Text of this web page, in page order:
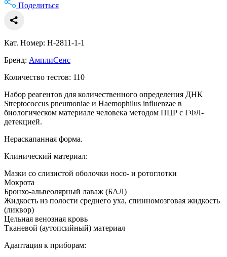
Поделиться
Кат. Номер: H-2811-1-1
Бренд: АмплиСенс
Количество тестов: 110
Набор реагентов для количественного определения ДНК
Streptococcus pneumoniae и Haemophilus influenzae в
биологическом материале человека методом ПЦР с ГФЛ-
детекцией.
Нераскапанная форма.
Клинический материал:
Мазки со слизистой оболочки носо- и ротоглотки
Мокрота
Бронхо-альвеолярный лаваж (БАЛ)
Жидкость из полости среднего уха, спинномозговая жидкость
(ликвор)
Цельная венозная кровь
Тканевой (аутопсийный) материал
Адаптация к приборам: